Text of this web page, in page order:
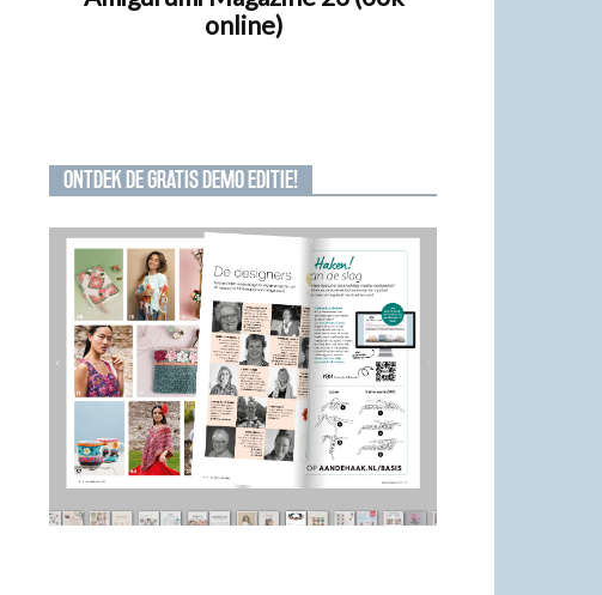
online)
ONTDEK DE GRATIS DEMO EDITIE!